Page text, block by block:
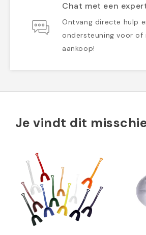
Chat met een
Ontvang directe hulp
ondersteuning voor of
aankoop!
Je vindt dit